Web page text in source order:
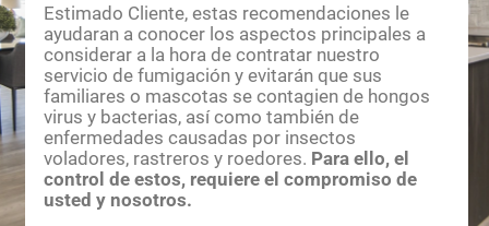
Estimado Cliente, estas recomendaciones le
ayudaran a conocer los aspectos principales a
considerar a la hora de contratar nuestro
servicio de fumigación y evitarán que sus
familiares o mascotas se contagien de hongos
virus y bacterias, así como también de
enfermedades causadas por insectos
voladores, rastreros y roedores. Para ello, el
control de estos, requiere el compromiso de
usted y nosotros.